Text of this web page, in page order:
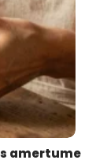
amertume